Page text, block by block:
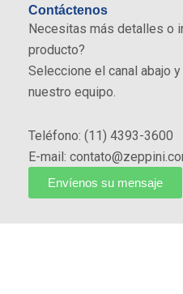
Contáctenos
Necesitas más detalles o
producto?
Seleccione el canal abajo
nuestro equipo.
Teléfono: (11) 4393-3600
E-mail:
Envíenos su mensaje